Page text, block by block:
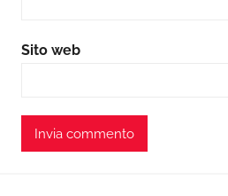
Sito web